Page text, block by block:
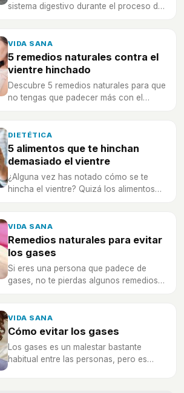
sistema digestivo durante el proceso de
VIDA SANA
5 remedios naturales contra el
vientre hinchado
Descubre 5 remedios naturales para que
no tengas que padecer más con el
DIETÉTICA
5 alimentos que te hinchan
demasiado el vientre
¿Alguna vez has notado cómo se te
hincha el vientre? Quizá los alimentos
VIDA SANA
Remedios naturales para evitar
los gases
Si eres una persona que padece de
gases, no te pierdas algunos remedios
VIDA SANA
Cómo evitar los gases
Los gases es un malestar bastante
habitual entre las personas, pero es